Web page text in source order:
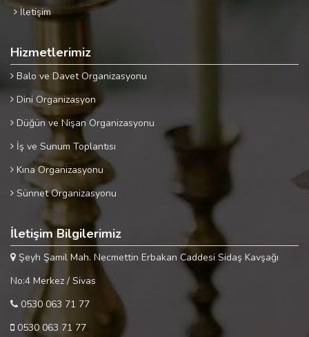
İletişim
Hizmetlerimiz
Balo ve Davet Organizasyonu
Dini Organizasyon
Düğün ve Nişan Organizasyonu
İş ve Sunum Toplantısı
Kına Organizasyonu
Sünnet Organizasyonu
İletişim Bilgilerimiz
Şeyh Şamil Mah. Necmettin Erbakan Caddesi Sidaş Kavşağı
No:4 Merkez / Sivas
0530 063 71 77
0530 063 71 77